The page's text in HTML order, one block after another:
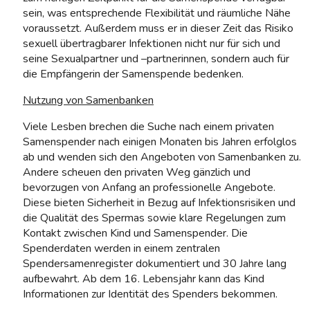
sein, was entsprechende Flexibilität und räumliche Nähe
voraussetzt. Außerdem muss er in dieser Zeit das Risiko
sexuell übertragbarer Infektionen nicht nur für sich und
seine Sexualpartner und –partnerinnen, sondern auch für
die Empfängerin der Samenspende bedenken.
Nutzung von Samenbanken
Viele Lesben brechen die Suche nach einem privaten
Samenspender nach einigen Monaten bis Jahren erfolglos
ab und wenden sich den Angeboten von Samenbanken zu.
Andere scheuen den privaten Weg gänzlich und
bevorzugen von Anfang an professionelle Angebote.
Diese bieten Sicherheit in Bezug auf Infektionsrisiken und
die Qualität des Spermas sowie klare Regelungen zum
Kontakt zwischen Kind und Samenspender. Die
Spenderdaten werden in einem zentralen
Spendersamenregister dokumentiert und 30 Jahre lang
aufbewahrt. Ab dem 16. Lebensjahr kann das Kind
Informationen zur Identität des Spenders bekommen.